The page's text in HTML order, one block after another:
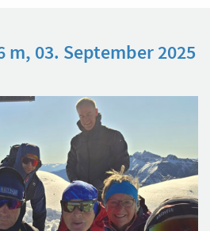
m, 03. September 2025